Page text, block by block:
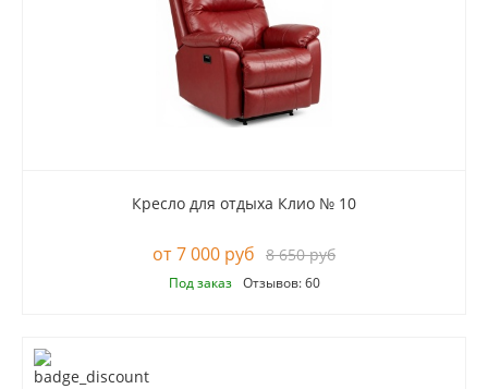
Кресло для отдыха Клио № 10
7 000 руб 8 650 руб
Под заказ Отзывов: 60